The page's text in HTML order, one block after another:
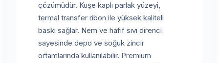
çözümüdür. Kuşe kaplı parlak yüzeyi,
termal transfer ribon ile yüksek kaliteli
baskı sağlar. Nem ve hafif sıvı direnci
sayesinde depo ve soğuk zincir
ortamlarında kullanılabilir. Premium